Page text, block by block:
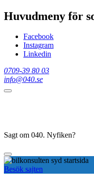
Huvudmeny för
Facebook
Instagram
Linkedin
0709-39 80 03
info@040.se
Sagt om 040. Nyfiken?
Besök sajten